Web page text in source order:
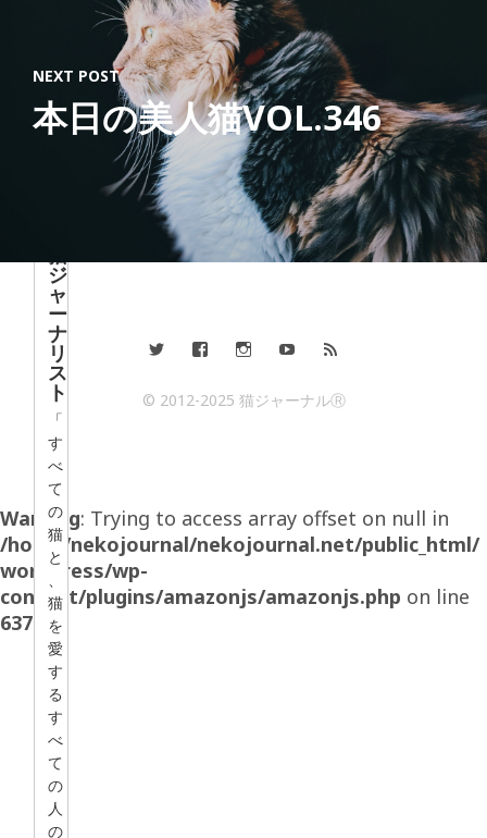
est
s
ジ
ャ
ー
ナ
リ
ス
ト
「
す
べ
て
の
猫
と
猫
を
愛
す
る
す
べ
て
の
人
の
NEXT POST
本日の美人猫VOL.346
© 2012-2025 猫ジャーナルⓇ
Warning: Trying to access array offset on null in
/home/nekojournal/nekojournal.net/public_html/
wordpress/wp-
content/plugins/amazonjs/amazonjs.php on line
637